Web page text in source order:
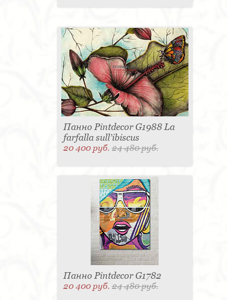
Панно Pintdecor G1988 La
farfalla sull’ibiscus
20 400 руб.24 480 руб.
Панно Pintdecor G1782
20 400 руб.24 480 руб.